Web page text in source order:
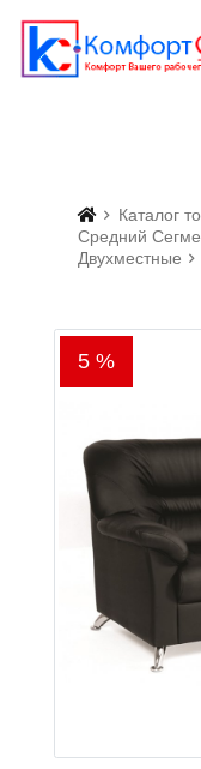
Каталог
Средний
Двухместные
5 %